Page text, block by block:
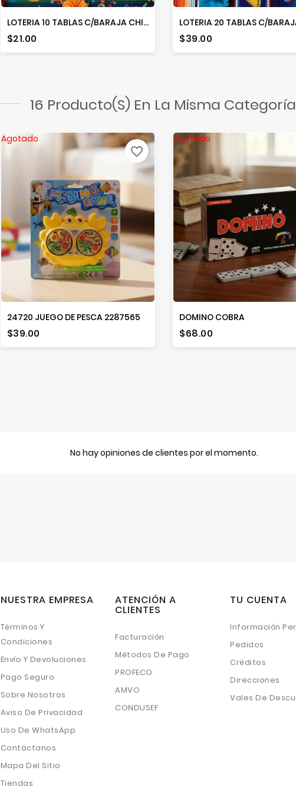
LOTERIA 10 TABLAS C/BARAJA CHICA
Precio
$21.00 Precio
$39.00
16 Producto(s) En La Misma
Agotado
24720 JUEGO DE PESCA 2287565
Precio
$39.00
favorite_border
Agotado
DOMINO COBRA
Precio
$68.00
No hay opiniones de clientes por el momento.
NUESTRA EMPRESA
Términos Y
Condiciones
Envío Y Devoluciones
Pago Seguro
Sobre Nosotros
Aviso De Privacidad
Uso De WhatsApp
Contáctanos
Mapa Del Sitio
Tiendas
ATENCIÓN A
CLIENTES
Facturación
Métodos De Pago
PROFECO
AMVO
CONDUSEF
TU CUENTA
Información
Pedidos
Créditos
Direcciones
Vales De